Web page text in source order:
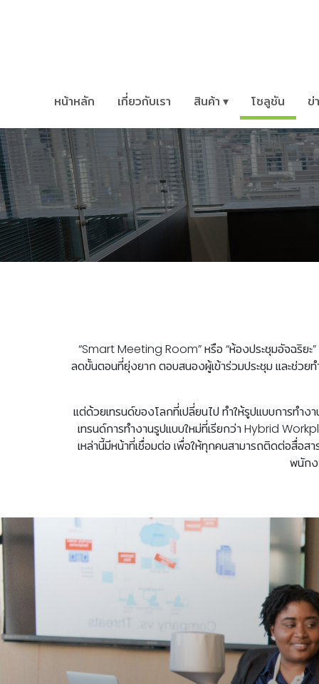
หน้าหลัก เกี่ยวกับเรา สินค้า ▾ โซลูชัน ข่
“Smart Meeting Room”หรือ “ห้องประชุมอัจฉริย
ลดขั้นตอนที่ยุ่งยาก ตอบสนองผู้เข้าร่วมประชุม และช่วย
แต่ด้วยเทรนด์ของโลกที่เปลี่ยนไป ทำให้รูปแบบการทำ
เทรนด์การทำงานรูปแบบใหม่ที่เรียกว่าHybrid
เหล่านี้มีหน้าที่เชื่อมต่อ เพื่อให้ทุกคนสามารถติดต่อสื่อ
พนักง